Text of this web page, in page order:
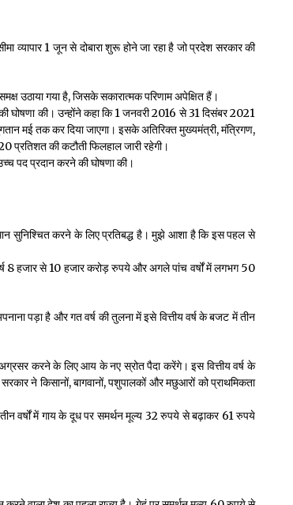
व्यापार 1 जून से दोबारा शुरू होने जा रहा है जो प्रदेश सरकार की
उठाया गया है, जिसके सकारात्मक परिणाम अपेक्षित हैं।
घोषणा की। उन्होंने कहा कि 1 जनवरी 2016 से 31 दिसंबर 2021
मई तक कर दिया जाएगा। इसके अतिरिक्त मुख्यमंत्री, मंत्रिगण,
प्रतिशत की कटौती फिलहाल जारी रहेगी।
पद प्रदान करने की घोषणा की।
सुनिश्चित करने के लिए प्रतिबद्ध है। मुझे आशा है कि इस पहल से
8 हजार से 10 हजार करोड़ रुपये और अगले पांच वर्षों में लगभग 50
पड़ा है और गत वर्ष की तुलना में इसे वित्तीय वर्ष के बजट में तीन
करने के लिए आय के नए स्रोत पैदा करेंगे। इस वित्तीय वर्ष के
ने किसानों, बागवानों, पशुपालकों और मछुआरों को प्राथमिकता
वर्षों में गाय के दूध पर समर्थन मूल्य 32 रुपये से बढ़ाकर 61 रुपये